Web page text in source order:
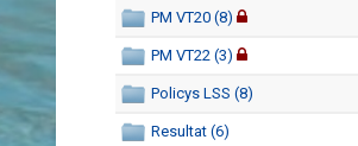
PM VT20 (8)
PM VT22 (3)
Policys LSS (8)
Resultat (6)